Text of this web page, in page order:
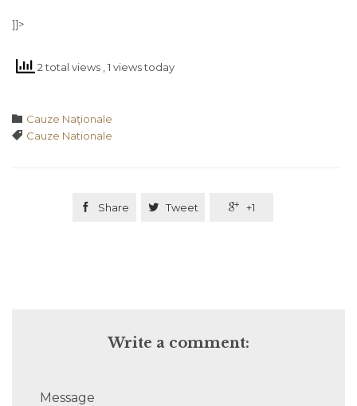
]]>
2 total views , 1 views today
 Category
Cauze Naţionale
 Tags
Cauze Nationale
 Share  Tweet  +1
Write a comment:
Message